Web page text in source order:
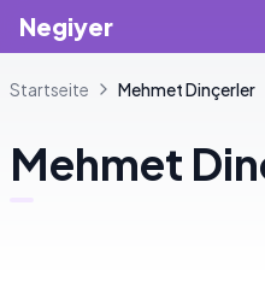
Negiyer
Startseite MehmetDinçerler
Mehmet